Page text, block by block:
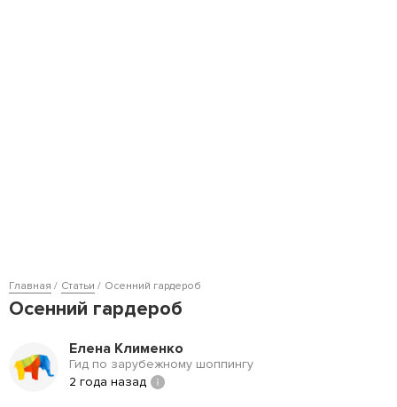
Главная Статьи Осенний гардероб
Осенний гардероб
Елена Клименко
Гид по зарубежному шоппингу
2 года назад